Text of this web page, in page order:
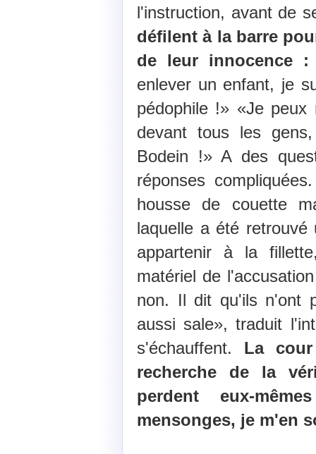
l'instruction, avant de
défilent à la barre
de leur innocence :
enlever un enfant, je
pédophile !» «Je
devant tous les
Bodein !» A des
réponses
housse de couette
laquelle a été retrouvé
appartenir à la
matériel de
non. Il dit qu'ils n'ont
aussi sale», traduit
s'échauffent. La
recherche de la
perdent eux-
mensonges, je m'en